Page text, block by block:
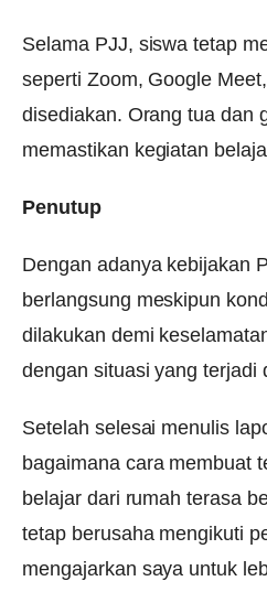
Selama PJJ, siswa tetap
seperti Zoom, Google
disediakan. Orang tua dan
memastikan kegiatan
Penutup
Dengan adanya kebijakan
berlangsung meskipun
dilakukan demi
dengan situasi yang terjadi
Setelah selesai menulis
bagaimana cara membuat
belajar dari rumah terasa
tetap berusaha mengikuti
mengajarkan saya untuk